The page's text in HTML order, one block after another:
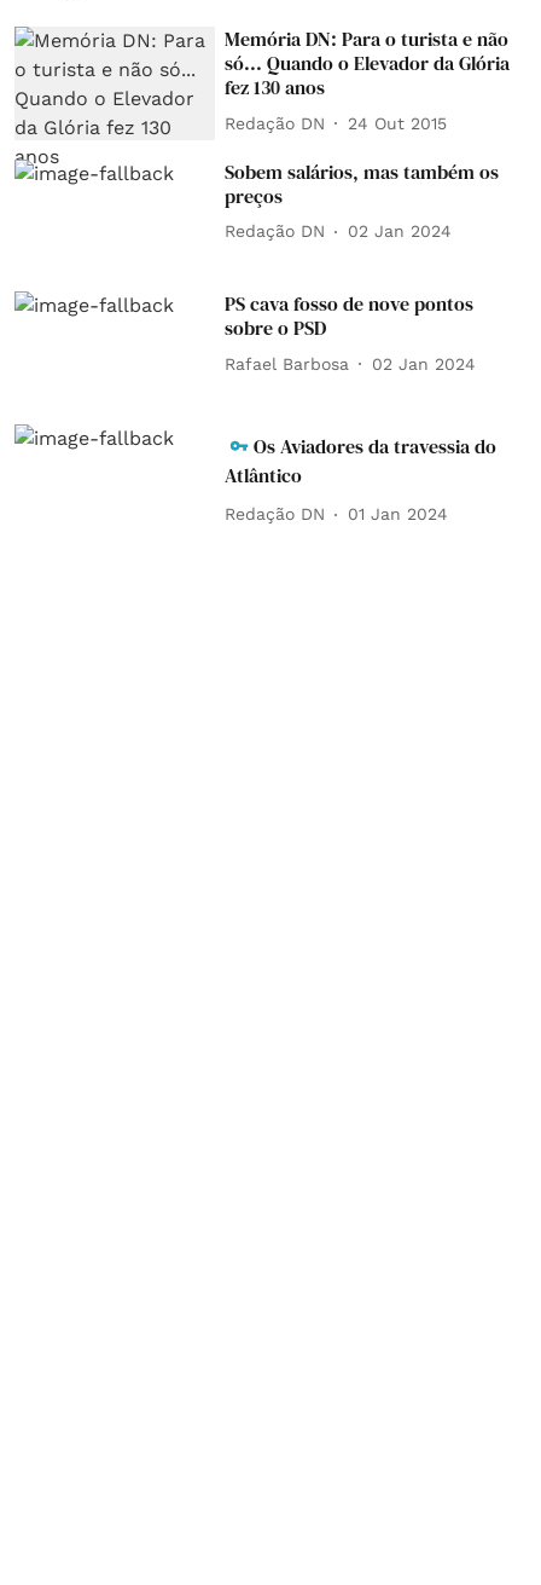
Memória DN: Para o turista e não
só... Quando o Elevador da Glória
fez 130 anos
Redação DN 24 Out 2015
Sobem salários, mas também os
preços
Redação DN 02 Jan 2024
PS cava fosso de nove pontos
sobre o PSD
Rafael Barbosa 02 Jan 2024
Os Aviadores da travessia do
Atlântico
Redação DN 01 Jan 2024